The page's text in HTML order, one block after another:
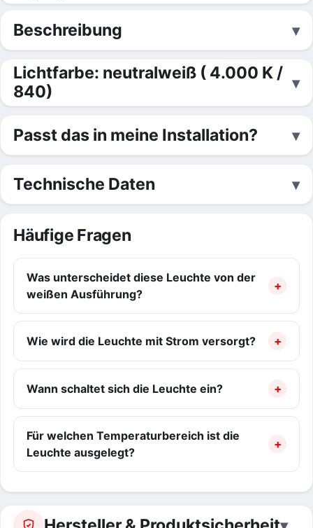
Beschreibung
Lichtfarbe: neutralweiß ( 4.000 K /
840)
Passt das in meine Installation?
Technische Daten
Häufige Fragen
Was unterscheidet diese Leuchte von der
weißen Ausführung?
Wie wird die Leuchte mit Strom versorgt?
Wann schaltet sich die Leuchte ein?
Für welchen Temperaturbereich ist die
Leuchte ausgelegt?